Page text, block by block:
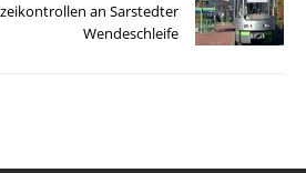
an Sarstedter
Wendeschleife